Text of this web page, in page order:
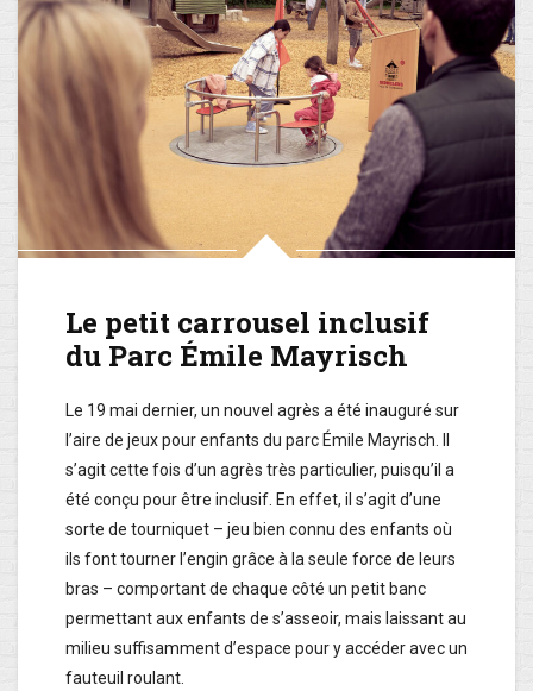
Le petit carrousel inclusif
du Parc Émile Mayrisch
Le 19 mai dernier, un nouvel agrès a été inauguré sur
l’aire de jeux pour enfants du parc Émile Mayrisch. Il
s’agit cette fois d’un agrès très particulier, puisqu’il a
été conçu pour être inclusif. En effet, il s’agit d’une
sorte de tourniquet – jeu bien connu des enfants où
ils font tourner l’engin grâce à la seule force de leurs
bras – comportant de chaque côté un petit banc
permettant aux enfants de s’asseoir, mais laissant au
milieu suffisamment d’espace pour y accéder avec un
fauteuil roulant.